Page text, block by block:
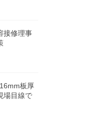
接修理事
板厚
場目線で